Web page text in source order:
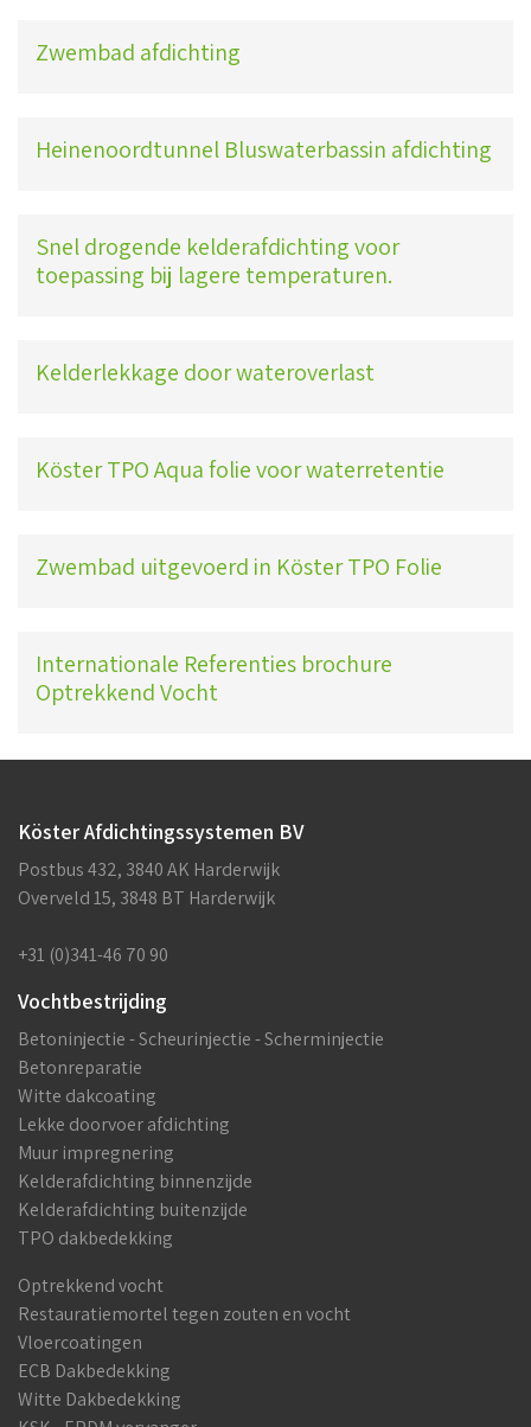
Zwembad afdichting
Heinenoordtunnel Bluswaterbassin afdichting
Snel drogende kelderafdichting voor
toepassing bij lagere temperaturen.
Kelderlekkage door wateroverlast
Köster TPO Aqua folie voor waterretentie
Zwembad uitgevoerd in Köster TPO Folie
Internationale Referenties brochure
Optrekkend Vocht
Köster Afdichtingssystemen BV
Postbus 432, 3840 AK Harderwijk
Overveld 15, 3848 BT Harderwijk
+31 (0)341-46 70 90
Vochtbestrijding
Betoninjectie - Scheurinjectie - Scherminjectie
Betonreparatie
Witte dakcoating
Lekke doorvoer afdichting
Muur impregnering
Kelderafdichting binnenzijde
Kelderafdichting buitenzijde
TPO dakbedekking
Optrekkend vocht
Restauratiemortel tegen zouten en vocht
Vloercoatingen
ECB Dakbedekking
Witte Dakbedekking